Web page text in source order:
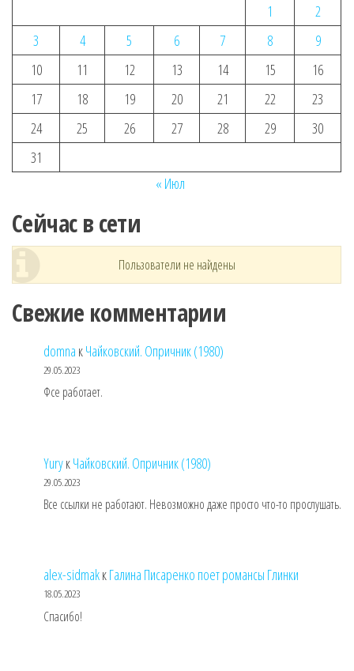
1
2
3
4 5 6 7 8
9
10
11 12 13 14 15
16
17
18 19 20 21 22
23
24
25 26 27 28 29
30
31
« Июл
Сейчас в сети
Пользователи не найдены
Свежие комментарии
domna кЧайковский. Опричник (1980)
29.05.2023
Фсе работает.
YuryкЧайковский. Опричник (1980)
29.05.2023
Все ссылки не работают. Невозможно даже просто что-то прослушать.
alex-sidmakкГалина Писаренко поет романсы Глинки
18.05.2023
Спасибо!